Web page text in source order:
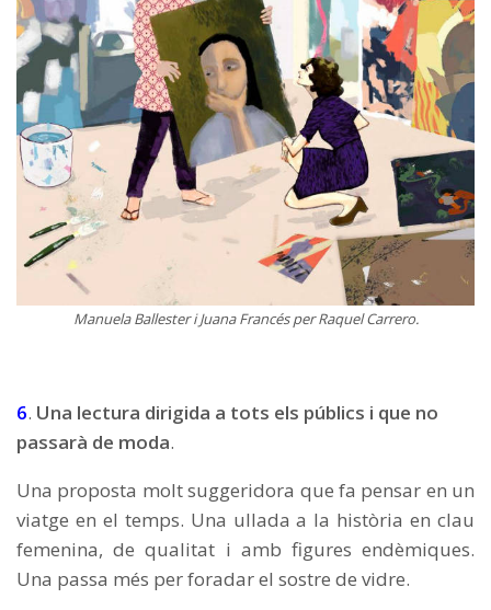
Manuela Ballester i Juana Francés per Raquel Carrero.
6. Una lectura dirigida a tots els públics i que no
passarà de moda.
Una proposta molt suggeridora que fa pensar en un
viatge en el temps. Una ullada a la història en clau
femenina, de qualitat i amb figures endèmiques.
Una passa més per foradar el sostre de vidre.